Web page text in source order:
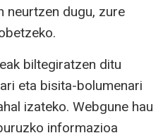
neurtzen dugu, zure
biltegiratzen ditu
eta bisita-bolumenari
izateko. Webgune hau
informazioa